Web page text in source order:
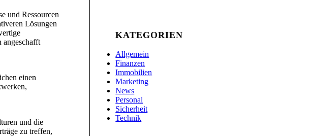
und Ressourcen
Lösungen
angeschafft
einen
und die
zu treffen,
KATEGORIEN
Allgemein
Finanzen
Immobilien
Marketing
News
Personal
Sicherheit
Technik